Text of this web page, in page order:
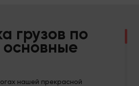
грузов по
нашей прекрасной